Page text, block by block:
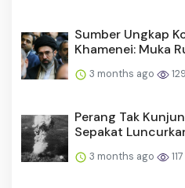
Sumber Ungkap
Khamenei: Muka
3 months ago 129
Perang Tak
Sepakat
3 months ago 117